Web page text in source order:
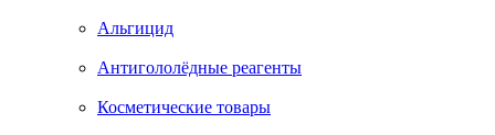
Альгицид
Антигололёдные реагенты
Косметические товары